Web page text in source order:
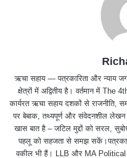
ऋचा सहाय — पत्रकारिता और न्याय
क्षेत्रों में अद्वितीय है। वर्तमान में
कार्यरत ऋचा सहाय दशकों से राजनीति,
पर बेबाक, तथ्यपूर्ण और संवेदनशील
खास बात है – जटिल मुद्दों को सरल,
पहलू को सहजता से समझ
वकील भी हैं। LLB और MA Political